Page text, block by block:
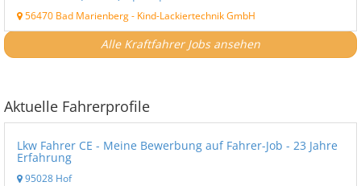
56470 Bad Marienberg- Kind-Lackiertechnik GmbH
Alle Kraftfahrer Jobs ansehen
Aktuelle Fahrerprofile
Lkw Fahrer CE - Meine Bewerbung auf Fahrer-Job - 23 Jahre
Erfahrung
95028 Hof